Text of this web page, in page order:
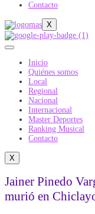
Contacto
X
Inicio
Quiénes somos
Local
Regional
Nacional
Internacional
Master Deportes
Ranking Musical
Contacto
X
Jainer Pinedo
murió en